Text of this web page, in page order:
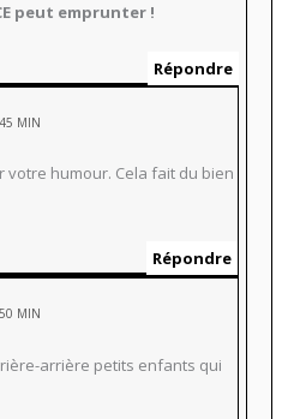
peut emprunter !
Répondre
MIN
votre humour. Cela fait du bien
Répondre
MIN
arrière petits enfants qui